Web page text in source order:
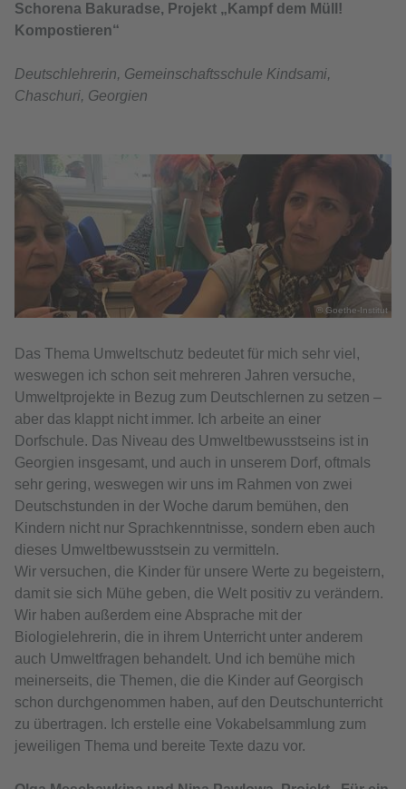
Schorena Bakuradse, Projekt „Kampf dem Müll!
Kompostieren“
Deutschlehrerin, Gemeinschaftsschule Kindsami,
Chaschuri, Georgien
© Goethe-Institut
Das Thema Umweltschutz bedeutet für mich sehr viel,
weswegen ich schon seit mehreren Jahren versuche,
Umweltprojekte in Bezug zum Deutschlernen zu setzen –
aber das klappt nicht immer. Ich arbeite an einer
Dorfschule. Das Niveau des Umweltbewusstseins ist in
Georgien insgesamt, und auch in unserem Dorf, oftmals
sehr gering, weswegen wir uns im Rahmen von zwei
Deutschstunden in der Woche darum bemühen, den
Kindern nicht nur Sprachkenntnisse, sondern eben auch
dieses Umweltbewusstsein zu vermitteln.
Wir versuchen, die Kinder für unsere Werte zu begeistern,
damit sie sich Mühe geben, die Welt positiv zu verändern.
Wir haben außerdem eine Absprache mit der
Biologielehrerin, die in ihrem Unterricht unter anderem
auch Umweltfragen behandelt. Und ich bemühe mich
meinerseits, die Themen, die die Kinder auf Georgisch
schon durchgenommen haben, auf den Deutschunterricht
zu übertragen. Ich erstelle eine Vokabelsammlung zum
jeweiligen Thema und bereite Texte dazu vor.